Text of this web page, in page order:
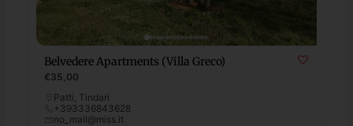
Belvedere Apartments (Villa Greco)
€35,00
Patti Tindari
+393336843628
no_mail@miss.it